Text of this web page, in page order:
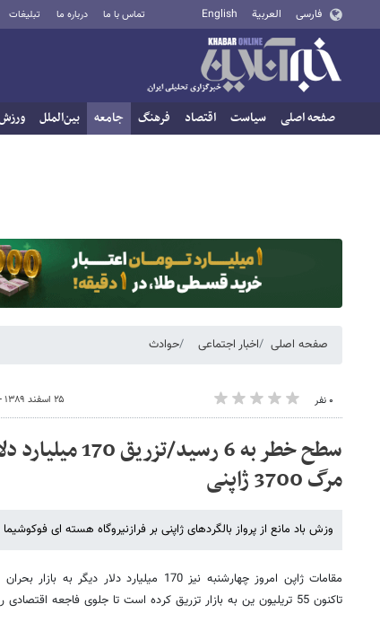
فارسی العربية English تماس با ما درباره ما تبلیغات
صفحه اصلی سیاست اقتصاد فرهنگ جامعه بین‌الملل
صفحه اصلی اخبار اجتماعی حوادث
۰ نفر ۲۵ اسفند ۱۳۸۹ - ۰۶:۳۵
سطح خطر به 6
مرگ 3700 ژاپنی
وزش باد مانع از پرواز بالگردهای ژاپنی بر فرازنیروگاه هسته ای
مقامات ژاپن امروز چهارشنبه نیز 170 میلیارد
تاکنون 55 تریلیون ین به بازار تزریق کرده است تا جلوی فاجعه اقتصادی را بگیرد.